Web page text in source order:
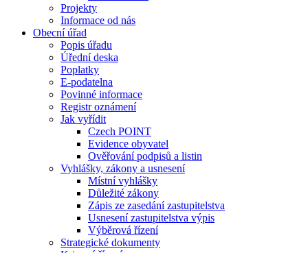
Projekty
Informace od nás
Obecní úřad
Popis úřadu
Úřední deska
Poplatky
E-podatelna
Povinné informace
Registr oznámení
Jak vyřídit
Czech POINT
Evidence obyvatel
Ověřování podpisů a listin
Vyhlášky, zákony a usnesení
Místní vyhlášky
Důležité zákony
Zápis ze zasedání zastupitelstva
Usnesení zastupitelstva výpis
Výběrová řízení
Strategické dokumenty